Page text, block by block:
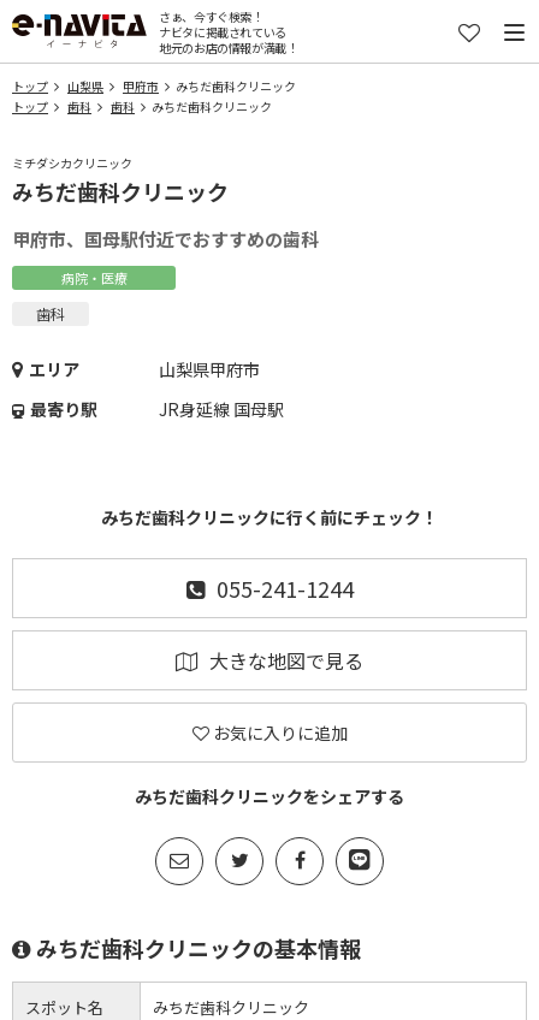
さぁ、今すぐ検索！
ナビタに掲載されている
地元のお店の情報が満載！
トップ 山梨県 甲府市
みちだ歯科クリニック
トップ
歯科 歯科 みちだ歯科クリニック
ミチダシカクリニック
みちだ歯科クリニック
甲府市、国母駅付近でおすすめの歯科
病院・医療
歯科
エリア
山梨県甲府市
最寄り駅
JR身延線 国母駅
みちだ歯科クリニックに行く前にチェック！
055-241-1244
大きな地図で見る
お気に入りに追加
みちだ歯科クリニックをシェアする
みちだ歯科クリニックの基本情報
スポット名 みちだ歯科クリニック